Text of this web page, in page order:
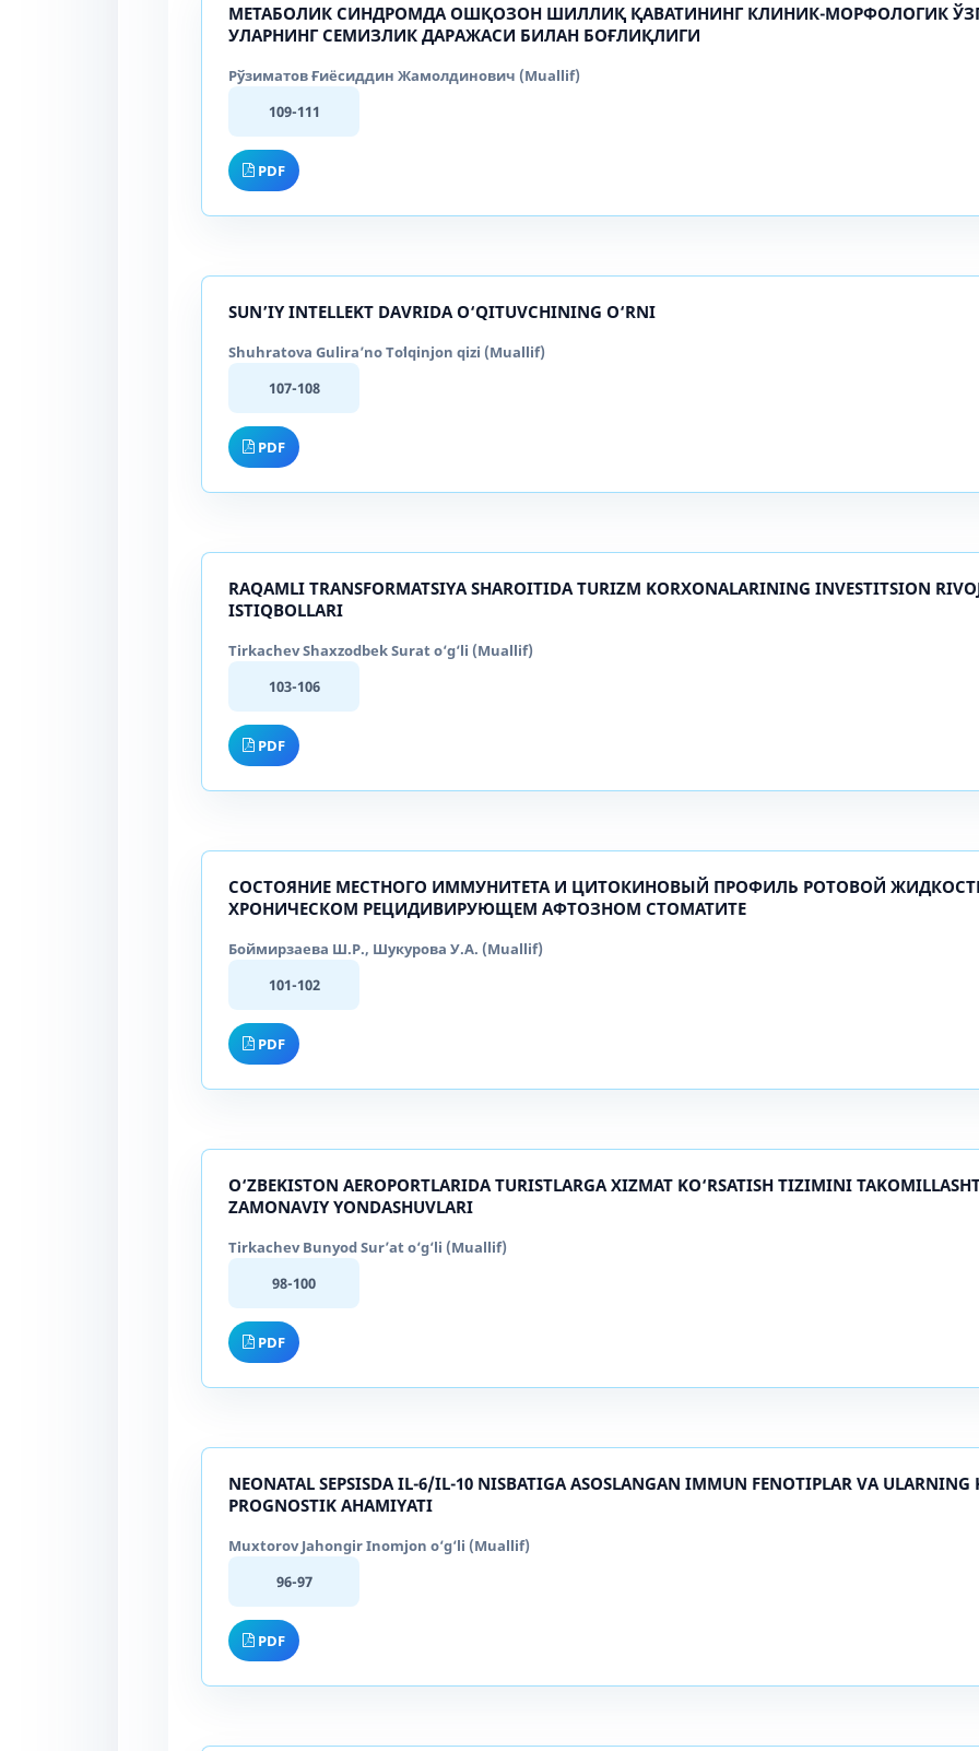
МЕТАБОЛИК СИНДРОМДА ОШҚОЗОН ШИЛЛИҚ ҚАВАТИНИНГ КЛИНИК-МОРФОЛОГИК
УЛАРНИНГ СЕМИЗЛИК ДАРАЖАСИ БИЛАН БОҒЛИҚЛИГИ
Рўзиматов Ғиёсиддин Жамолдинович (Muallif)
109-111
PDF
SUN’IY INTELLEKT DAVRIDA O‘QITUVCHINING O‘RNI
Shuhratova Guliraʼno Toʻlqinjon qizi (Muallif)
107-108
PDF
RAQAMLI TRANSFORMATSIYA SHAROITIDA TURIZM KORXONALARINING INVESTITSION
ISTIQBOLLARI
Tirkachev Shaxzodbek Surat o‘g‘li (Muallif)
103-106
PDF
СОСТОЯНИЕ МЕСТНОГО ИММУНИТЕТА И ЦИТОКИНОВЫЙ ПРОФИЛЬ РОТОВОЙ
ХРОНИЧЕСКОМ РЕЦИДИВИРУЮЩЕМ АФТОЗНОМ СТОМАТИТЕ
Боймирзаева Ш.Р., Шукурова У.А. (Muallif)
101-102
PDF
O‘ZBEKISTON AEROPORTLARIDA TURISTLARGA XIZMAT KO‘RSATISH TIZIMINI
ZAMONAVIY YONDASHUVLARI
Tirkachev Bunyod Sur’at o‘g‘li (Muallif)
98-100
PDF
NEONATAL SEPSISDA IL-6/IL-10 NISBATIGA ASOSLANGAN IMMUN FENOTIPLAR VA
PROGNOSTIK AHAMIYATI
Muxtorov Jahongir Inomjon o‘g‘li (Muallif)
96-97
PDF